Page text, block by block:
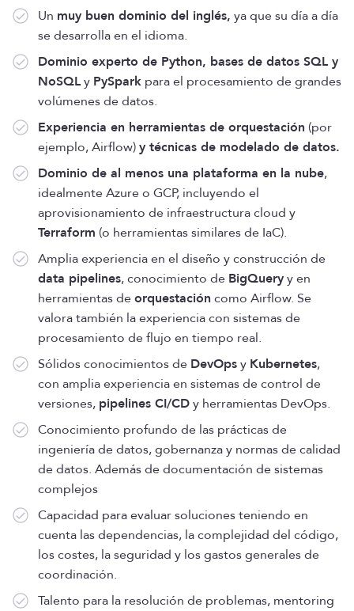
Un muy buen dominio del inglés, ya que su día a día
se desarrolla en el idioma.
Dominio experto de Python, bases de datos SQL y
NoSQLy PySpark para el procesamiento de grandes
volúmenes de datos.
Experiencia en herramientas de orquestación (por
ejemplo, Airflow)y técnicas de modelado de datos.
Dominio de al menos una plataforma en la nube,
idealmente Azure o GCP, incluyendo el
aprovisionamiento de infraestructura cloud y
Terraform (o herramientas similares de IaC).
Amplia experiencia en el diseño y construcción de
data pipelines, conocimiento de BigQueryy en
herramientas deorquestación como Airflow. Se
valora también la experiencia con sistemas de
procesamiento de flujo en tiempo real.
Sólidos conocimientos de DevOpsy Kubernetes,
con amplia experiencia en sistemas de control de
versiones, pipelines CI/CDy herramientas DevOps.
Conocimiento profundo de las prácticas de
ingeniería de datos, gobernanza y normas de calidad
de datos. Además de documentación de sistemas
complejos
Capacidad para evaluar soluciones teniendo en
cuenta las dependencias, la complejidad del código,
los costes, la seguridad y los gastos generales de
coordinación.
Talento para la resolución de problemas, mentoring